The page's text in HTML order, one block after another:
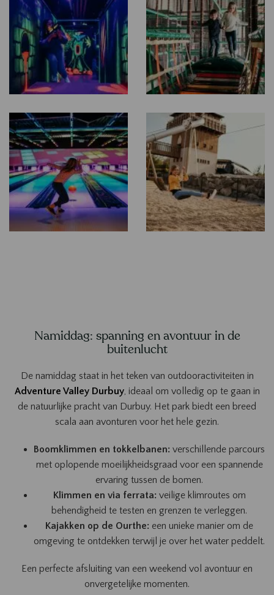
Namiddag: spanning en avontuur in de
buitenlucht
De namiddag staat in het teken van outdooractiviteiten in
Adventure Valley Durbuy, ideaal om volledig op te gaan in
de natuurlijke pracht van Durbuy. Het park biedt een breed
scala aan avonturen voor het hele gezin.
Boomklimmen en tokkelbanen: verschillende parcours
met oplopende moeilijkheidsgraad voor een spannende
ervaring tussen de bomen.
Klimmen en via ferrata: veilige klimroutes om
behendigheid te testen en grenzen te verleggen.
Kajakken op de Ourthe: een unieke manier om de
omgeving te ontdekken terwijl je over het water peddelt.
Een perfecte afsluiting van een weekend vol avontuur en
onvergetelijke momenten.